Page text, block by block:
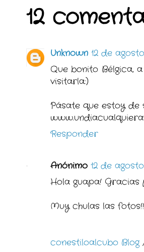
12
Unknown 12 de
Que bonito Bélgica,
visitarla:)
Pásate que estoy de
Responder
Anónimo 12 de
Hola guapa! Gracias
Muy chulas las
conestiloalcubo Blog